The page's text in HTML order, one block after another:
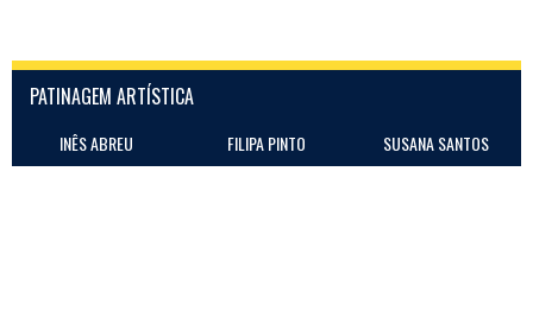
PATINAGEM ARTÍSTICA
INÊS ABREU FILIPA PINTO SUSANA SANTOS